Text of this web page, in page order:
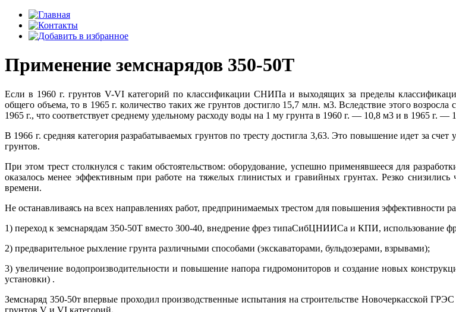
Применение земснарядов 350-50Т
Если в 1960 г. грунтов V-VI категорий по классификации СНИПа и выходящих за пределы
общего объема, то в 1965 г. количество таких же грунтов достигло 15,7 млн. м3. Вследствие этого
1965 г., что соответствует среднему удельному расходу воды на 1 му грунта в 1960 г. — 10,8 м3 и в 1965 г. —
В 1966 г. средняя категория разрабатываемых грунтов по тресту достигла 3,63. Это повышение идет за
грунтов.
При этом трест столкнулся с таким обстоятельством: оборудование, успешно применявшееся для
оказалось менее эффективным при работе на тяжелых глинистых и гравийных грунтах. Резко снизились
времени.
Не останавливаясь на всех направлениях работ, предпринимаемых трестом для повышения эффективности
1) переход к земснарядам 350-50Т вместо 300-40, внедрение фрез типаСибЦНИИСа и КПИ, использование
2) предварительное рыхление грунта различными способами (экскаваторами, бульдозерами, взрывами);
3) увеличение водопроизводительности и повышение напора гидромониторов и создание новых
установки) .
Земснаряд 350-50т впервые проходил производственные испытания на строительстве Новочеркасской
грунтов V и VI категорий.